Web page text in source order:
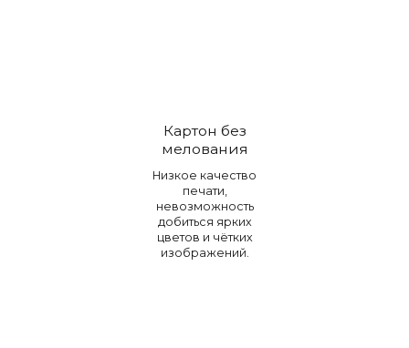
Картон без
мелования
Низкое качество
печати,
невозможность
добиться ярких
цветов и чётких
изображений.